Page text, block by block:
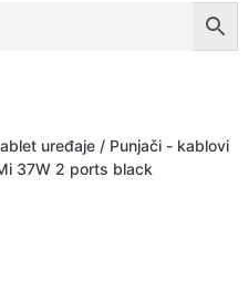
uređaje / Punjači - kablovi
37W 2 ports black